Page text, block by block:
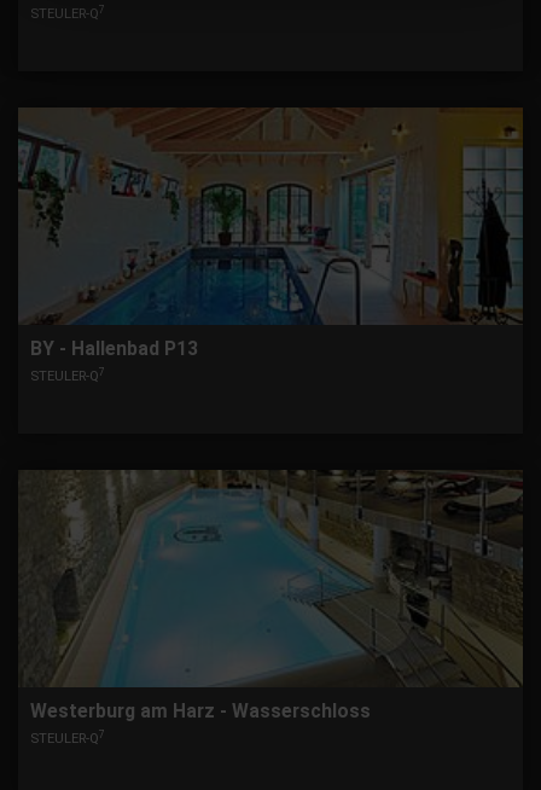
STEULER-Q7
BY - Hallenbad P13
STEULER-Q7
Westerburg am Harz - Wasserschloss
STEULER-Q7